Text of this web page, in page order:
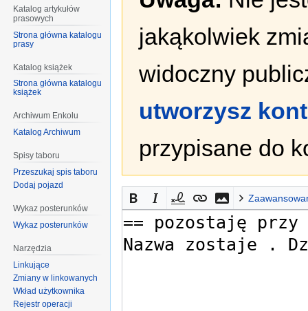
nawigacji
wyszukiwania
jakąkolwiek
widoczny
utworzysz
przypisane do
Katalog artykułów
prasowych
Strona główna katalogu
prasy
Katalog książek
Strona główna katalogu
książek
Archiwum Enkolu
Katalog Archiwum
Spisy taboru
Przeszukaj spis taboru
Dodaj pojazd
Wykaz posterunków
Wykaz posterunków
Narzędzia
Linkujące
Zmiany w linkowanych
Wkład użytkownika
Rejestr operacji